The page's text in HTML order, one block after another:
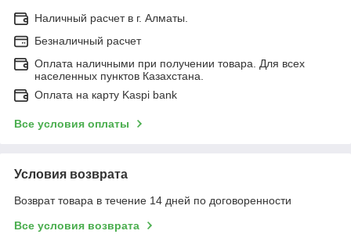
Наличный расчет в г. Алматы.
Безналичный расчет
Оплата наличными при получении товара. Для всех
населенных пунктов Казахстана.
Оплата на карту Kaspi bank
Все условия оплаты
Условия возврата
Возврат товара в течение 14 дней по договоренности
Все условия возврата